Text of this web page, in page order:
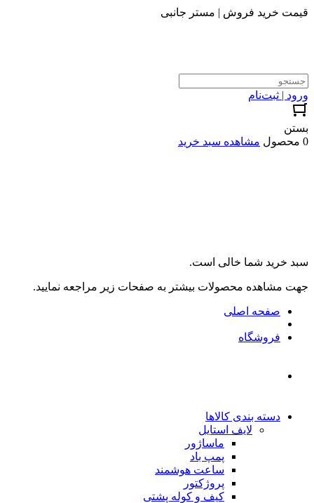
قیمت خرید فروش | مستر جانبی
ورود | ثبت‌نام
بستن
0 محصول
مشاهده سبد خرید
سبد خرید شما خالی است.
جهت مشاهده محصولات بیشتر به صفحات زیر مراجعه نمایید.
صفحه اصلی
فروشگاه
دسته بندی کالاها
لایف استایل
ماساژور
پمپ باد
ساعت هوشمند
پروژکتور
کیف و کوله پشتی